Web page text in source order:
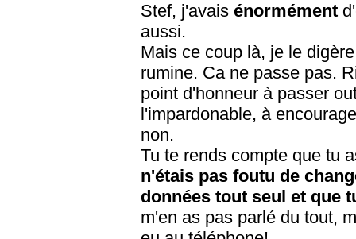
Stef, j'avais énormément
aussi.
Mais ce coup là, je le
rumine. Ca ne passe pas.
point d'honneur à passer
l'impardonable, à
non.
Tu te rends compte que tu
n'étais pas foutu de
données tout seul et que
m'en as pas parlé du tout,